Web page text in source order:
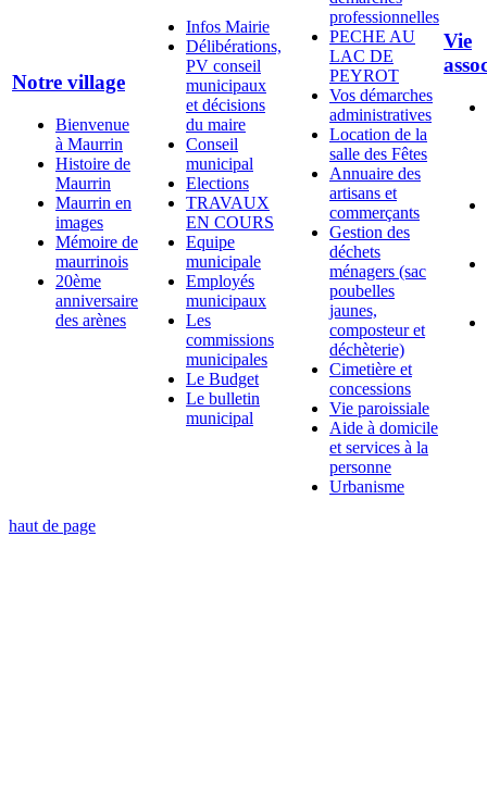
Notre village
Bienvenue
à Maurrin
Histoire de
Maurrin
Maurrin en
images
Mémoire de
maurrinois
20ème
anniversaire
des arènes
Infos Mairie
Délibérations,
PV conseil
municipaux
et décisions
du maire
Conseil
municipal
Elections
TRAVAUX
EN COURS
Equipe
municipale
Employés
municipaux
Les
commissions
municipales
Le Budget
Le bulletin
municipal
professionnelles
PECHE AU
LAC DE
PEYROT
Vos démarches
administratives
Location de la
salle des Fêtes
Annuaire des
artisans et
commerçants
Gestion des
déchets
ménagers (sac
poubelles
jaunes,
composteur et
déchèterie)
Cimetière et
concessions
Vie paroissiale
Aide à domicile
et services à la
personne
Urbanisme
Vie
haut de page